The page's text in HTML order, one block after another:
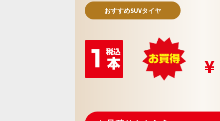
おすすめSUVタイヤ